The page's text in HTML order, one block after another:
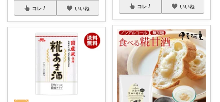
コレ いいね コレ いいね